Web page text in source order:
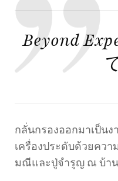
Beyond
กลั่นกรองออกมาเป็น
เครื่องประดับด้วยคว
มณีและปู่จำรูญ ณ บ้าน